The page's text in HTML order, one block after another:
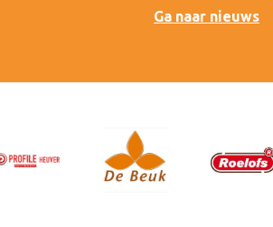
Ga naar nieuws